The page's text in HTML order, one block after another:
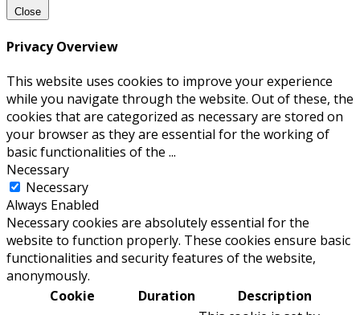
Close
Privacy Overview
This website uses cookies to improve your experience
while you navigate through the website. Out of these, the
cookies that are categorized as necessary are stored on
your browser as they are essential for the working of
basic functionalities of the ...
Necessary
Necessary
Always Enabled
Necessary cookies are absolutely essential for the
website to function properly. These cookies ensure basic
functionalities and security features of the website,
anonymously.
Cookie
Duration Description